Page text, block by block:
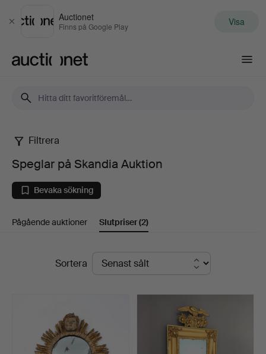
Stäng
Auctionet
Finns på Google Play Visa
Speglar
på
Skandia
Auktion
Filtrera
Speglar på Skandia Auktion
Bevaka sökning
Pågående auktioner Slutpriser(2)
SlutpriserSortera